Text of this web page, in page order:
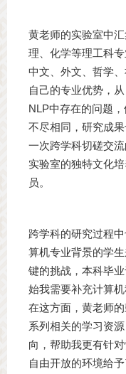
黄老师的实验室中
理、化学等理工科
中文、外文、哲学
自己的专业优势，
NLP中存在的问题
不尽相同，研究成
一次跨学科切磋交流
实验室的独特文化
员。
跨学科的研究过程
算机专业背景的学
键的挑战，本科毕
始我需要补充计算
在这方面，黄老师
系列相关的学习资
向，帮助我更有针
自由开放的环境给